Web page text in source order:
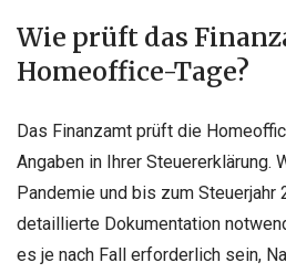
Wie prüft das
Homeoffice-Tage?
Das Finanzamt prüft die
Angaben in Ihrer Steuererklärung.
Pandemie und bis zum Steuerjahr
detaillierte Dokumentation
es je nach Fall erforderlich sein,